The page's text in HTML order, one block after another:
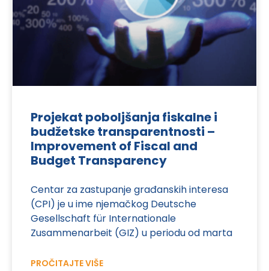
Projekat poboljšanja fiskalne i
budžetske transparentnosti –
Improvement of Fiscal and
Budget Transparency
Centar za zastupanje građanskih interesa
(CPI) je u ime njemačkog Deutsche
Gesellschaft für Internationale
Zusammenarbeit (GIZ) u periodu od marta
PROČITAJTE VIŠE